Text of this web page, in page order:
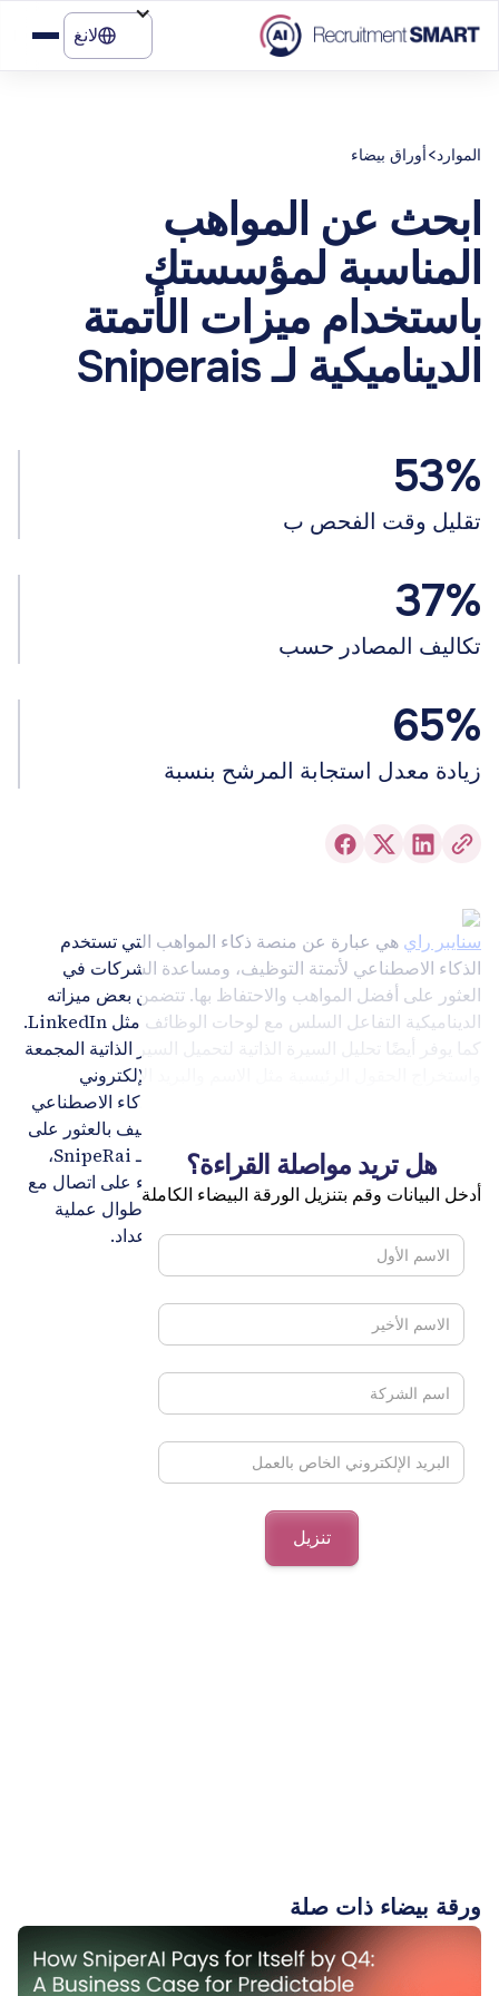
لانغ
الموارد>أوراق بيضاء
ابحث عن المواهب
المناسبة لمؤسستك
باستخدام ميزات الأتمتة
الديناميكية لـ Sniperais
53%
تقليل وقت الفحص ب
37%
تكاليف المصادر حسب
65%
زيادة معدل استجابة المرشح بنسبة
سنايبر رايهي عبارة عن منصة ذكاء المواهب التي تستخدم
الذكاء الاصطناعي لأتمتة التوظيف، ومساعدة الشركات في
العثور على أفضل المواهب والاحتفاظ بها. تتضمن بعض ميزاته
الديناميكية التفاعل السلس مع لوحات الوظائف مثل LinkedIn.
كما يوفر أيضًا تحليل السيرة الذاتية لتحميل السير الذاتية المجمعة
واستخراج الحقول الرئيسية مثل الاسم والبريد الإلكتروني
والمهارات والخبرة. عملية التحليل المدعومة بالذكاء الاصطناعي
سريعة ودقيقة للغاية، مما يسمح للقائمين بالتوظيف بالعثور على
المرشحين الأنسب لشركتهم. المساعد الرقمي لـ SnipeRai،
جيف ساي، يساعد مسؤولي التوظيف على البقاء على اتصال مع
المرشحين من خلال مساعدتهم بشكل استباقي طوال عملية
التوظيف، وجدولة المقابلات، والمساعدة في الإعداد.
هل تريد مواصلة القراءة؟
أدخل البيانات وقم بتنزيل الورقة البيضاء الكاملة
ورقة بيضاء ذات صلة